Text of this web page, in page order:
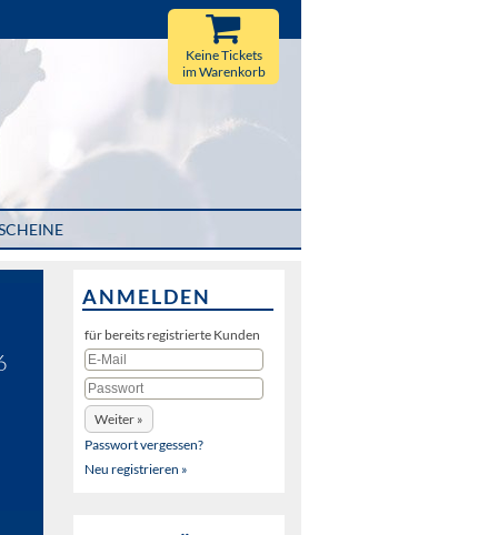
Keine Tickets
im Warenkorb
ANMELDEN
für bereits registrierte Kunden
Passwort vergessen?
Neu registrieren »